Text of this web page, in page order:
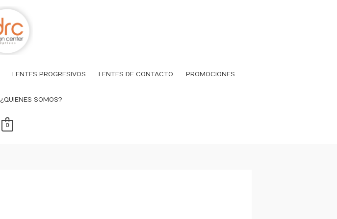
LENTES PROGRESIVOS LENTES DE CONTACTO PROMOCIONES
¿QUIENES SOMOS?
0